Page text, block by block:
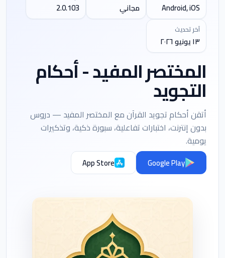
Android, iOS مجاني 2.0.103
آخر تحديث
١٣ يونيو ٢٠٢٦
المختصر المفيد - أحكام
التجويد
أتقن أحكام تجويد القرآن مع المختصر المفيد — دروس
بدون إنترنت، اختبارات تفاعلية، سبورة ذكية، وتذكيرات
يومية.
Google Play
App Store